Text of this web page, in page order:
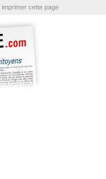
imprimer cette page